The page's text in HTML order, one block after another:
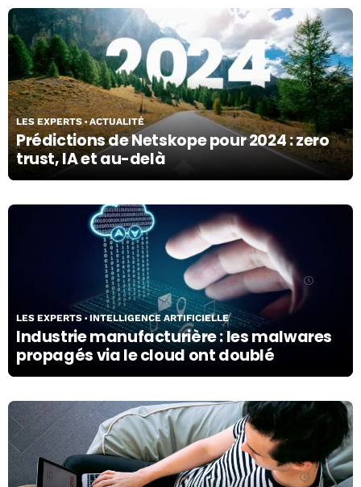
Prédictions de Netskope pour 2024 : zero
trust, IA et au-delà
LES EXPERTS ACTUALITÉ
02/01/24
Industrie manufacturière : les malwares
propagés via le cloud ont doublé
LES EXPERTS INTELLIGENCE ARTIFICIELLE
09/08/22